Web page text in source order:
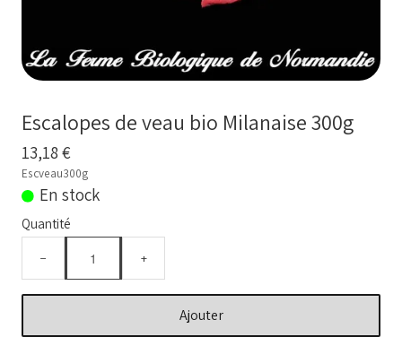
CHARCUTERIE BIO
BOUILLONS D'OS et OS BIO
Comment commander
Nos VIDEOS
NOTRE FERME
Conseils temps de cuisson
Marché frais Livré à la maison
Escalopes de veau bio Milanaise 300g
13,18 €
Escveau300g
En stock
Quantité
− +
Ajouter